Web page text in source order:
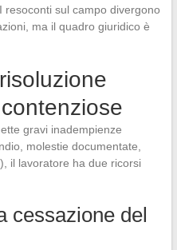
sul campo divergono
ma il quadro giuridico è
gravi inadempienze
molestie documentate,
il lavoratore ha due ricorsi
cessazione del